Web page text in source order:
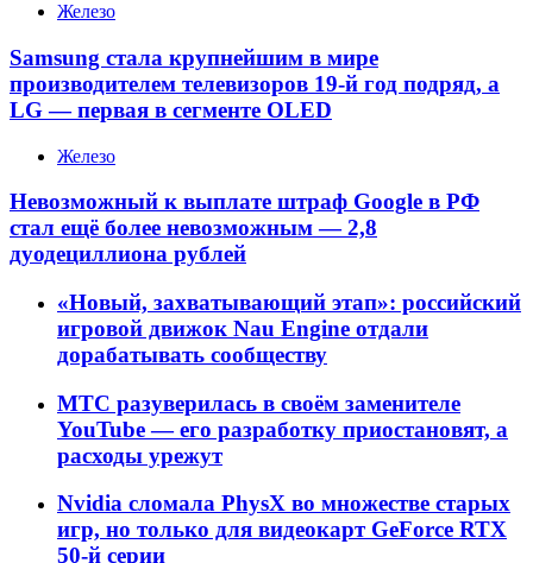
Железо
Samsung стала крупнейшим в мире
производителем телевизоров 19-й год подряд, а
LG — первая в сегменте OLED
Железо
Невозможный к выплате штраф Google в РФ
стал ещё более невозможным — 2,8
дуодециллиона рублей
«Новый, захватывающий этап»: российский
игровой движок Nau Engine отдали
дорабатывать сообществу
МТС разуверилась в своём заменителе
YouTube — его разработку приостановят, а
расходы урежут
Nvidia сломала PhysX во множестве старых
игр, но только для видеокарт GeForce RTX
50-й серии